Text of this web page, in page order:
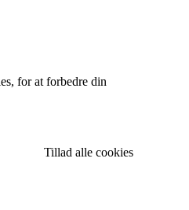
for at forbedre din
Tillad alle cookies